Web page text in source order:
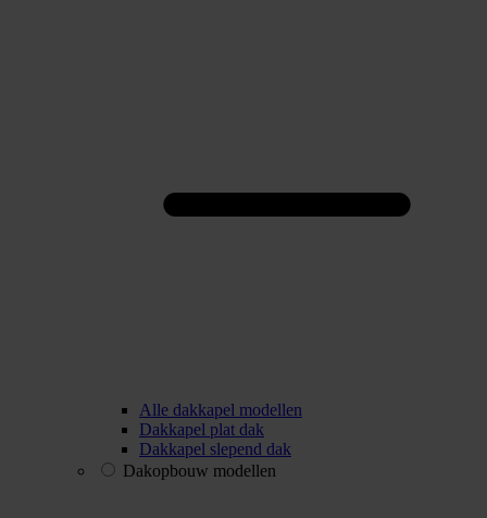
Alle dakkapel modellen
Dakkapel plat dak
Dakkapel slepend dak
Dakopbouw modellen